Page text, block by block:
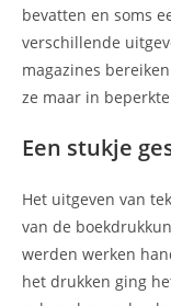
bevatten en soms
verschillende
magazines
ze maar in
Een stukje
Het uitgeven van
van de
werden werken
het drukken ging